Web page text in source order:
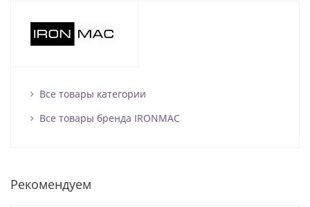
Все товары категории
Все товары бренда IRONMAC
Рекомендуем